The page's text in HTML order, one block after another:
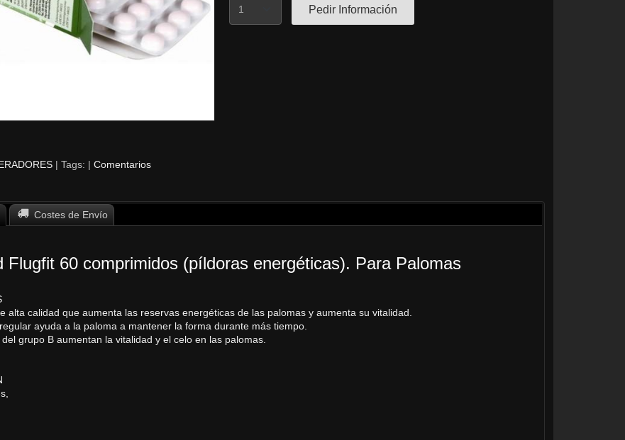
Pedir Información
| Tags: | Comentarios
Costes de Envío
Flugfit 60 comprimidos (píldoras energéticas). Para Palomas
alta calidad que aumenta las reservas energéticas de las palomas y aumenta su vitalidad.
ayuda a la paloma a mantener la forma durante más tiempo.
grupo B aumentan la vitalidad y el celo en las palomas.